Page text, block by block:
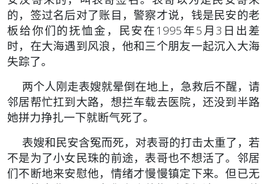
的，签过名后对了账目，警察才说，钱是民安的老
板给你们的抚恤金，民安在1995年5月3日出差
时，在大海遇到风浪，他和三个朋友一起沉入大海
失踪了。
两个人刚走表嫂就晕倒在地上，急救后不醒，请
邻居帮忙扛到大路，想拦车载去医院，还没到半路
她拼力挣扎一下就断气死了。
表嫂和民安含冤而死，对表哥的打击太重了，若
不是为了小女民珠的前途，表哥也不想活了。邻居
们不断地来安慰他，情绪才慢慢镇定下来。但已无